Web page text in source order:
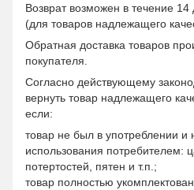
Возврат возможен в течение
(для товаров надлежащего
Обратная доставка товаров
покупателя.
Согласно действующему
вернуть товар надлежащего
если:
товар не был в употреблении и
использования потребителем:
потертостей, пятен и т.п.;
товар полностью